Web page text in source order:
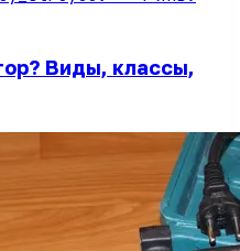
Виды, классы,